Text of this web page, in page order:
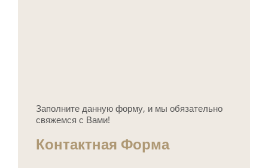
Заполните данную форму, и мы обязательно
свяжемся с Вами!
Контактная Форма